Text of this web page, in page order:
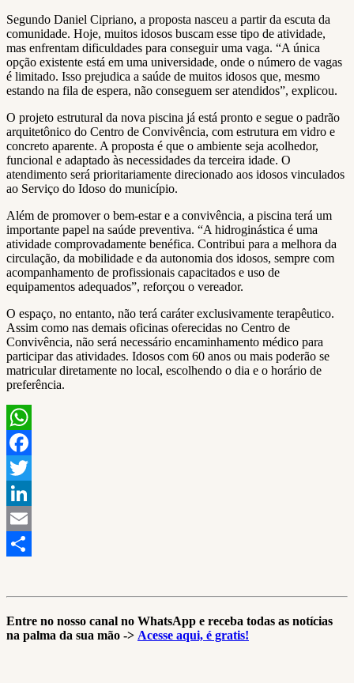
Segundo Daniel Cipriano, a proposta nasceu a partir da escuta da
comunidade. Hoje, muitos idosos buscam esse tipo de atividade,
mas enfrentam dificuldades para conseguir uma vaga. “A única
opção existente está em uma universidade, onde o número de vagas
é limitado. Isso prejudica a saúde de muitos idosos que, mesmo
estando na fila de espera, não conseguem ser atendidos”, explicou.
O projeto estrutural da nova piscina já está pronto e segue o padrão
arquitetônico do Centro de Convivência, com estrutura em vidro e
concreto aparente. A proposta é que o ambiente seja acolhedor,
funcional e adaptado às necessidades da terceira idade. O
atendimento será prioritariamente direcionado aos idosos vinculados
ao Serviço do Idoso do município.
Além de promover o bem-estar e a convivência, a piscina terá um
importante papel na saúde preventiva. “A hidroginástica é uma
atividade comprovadamente benéfica. Contribui para a melhora da
circulação, da mobilidade e da autonomia dos idosos, sempre com
acompanhamento de profissionais capacitados e uso de
equipamentos adequados”, reforçou o vereador.
O espaço, no entanto, não terá caráter exclusivamente terapêutico.
Assim como nas demais oficinas oferecidas no Centro de
Convivência, não será necessário encaminhamento médico para
participar das atividades. Idosos com 60 anos ou mais poderão se
matricular diretamente no local, escolhendo o dia e o horário de
preferência.
WhatsApp
Facebook
Twitter
LinkedIn
Email
Entre no nosso canal no WhatsApp e receba todas as notícias
na palma da sua mão -> Acesse aqui, é gratis!